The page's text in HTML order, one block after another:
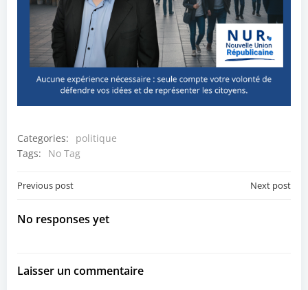
Categories:
politique
Tags:
No Tag
Post
navigation
Previous post Next post
No responses yet
Laisser un commentaire